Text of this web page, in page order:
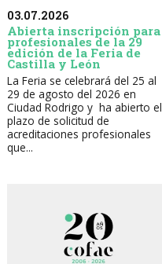
03.07.2026
Abierta inscripción para
profesionales de la 29
edición de la Feria de
Castilla y León
La Feria se celebrará del 25 al
29 de agosto del 2026 en
Ciudad Rodrigo y ha abierto el
plazo de solicitud de
acreditaciones profesionales
que...